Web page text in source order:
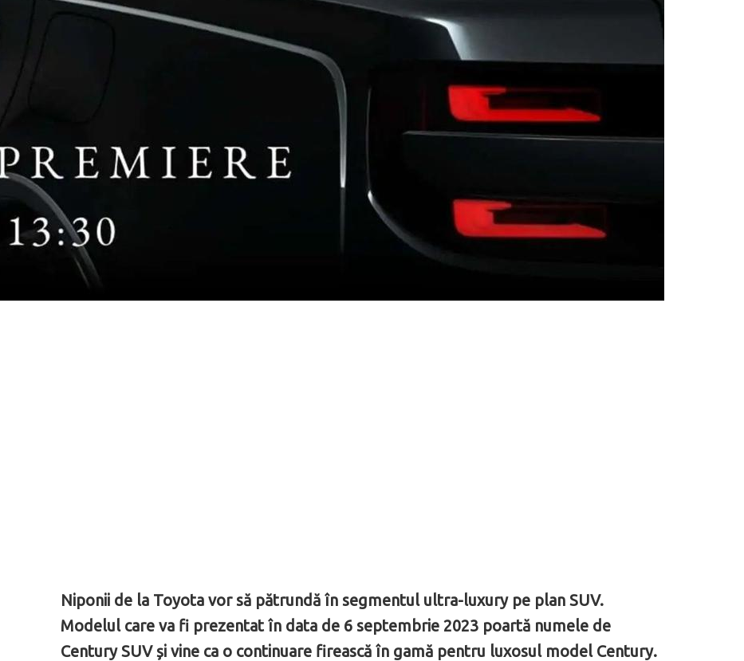
Niponii de la Toyota vor să pătrundă în segmentul ultra-luxury pe plan SUV.
Modelul care va fi prezentat în data de 6 septembrie 2023 poartă numele de
Century SUV și vine ca o continuare firească în gamă pentru luxosul model Century.